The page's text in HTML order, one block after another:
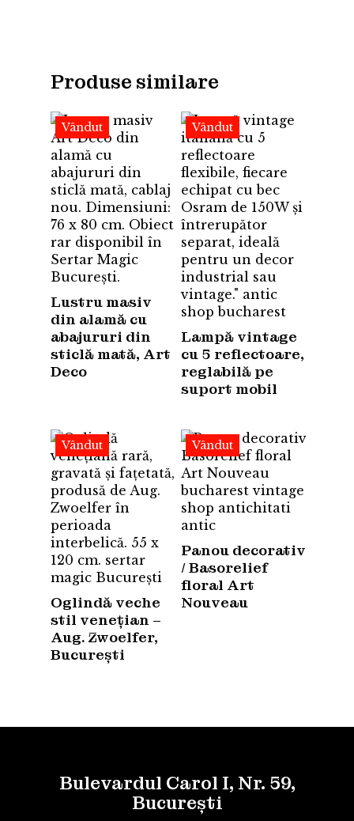
Produse similare
Vândut
Lustru masiv
din alamă cu
abajururi din
sticlă mată, Art
Deco
Vândut
Lampă vintage
cu 5 reflectoare,
reglabilă pe
suport mobil
Vândut
Oglindă veche
stil venețian –
Aug. Zwoelfer,
București
Vândut
Panou decorativ
/ Basorelief
floral Art
Nouveau
Bulevardul Carol I, Nr. 59,
București